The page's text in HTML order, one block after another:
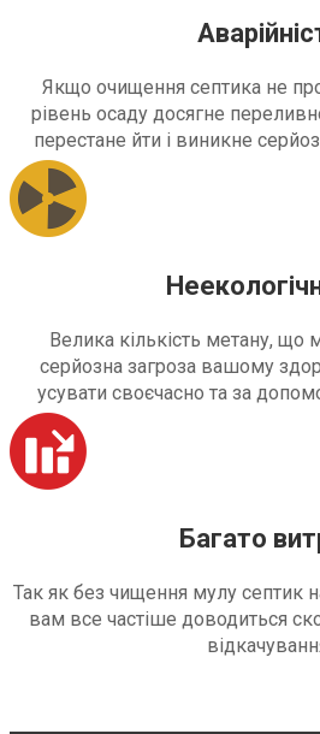
Якщо очищення септика не
рівень осаду досягне
перестане йти і виникне
Велика кількість метану, що
серйозна загроза вашому
усувати своєчасно та за
Багато
Так як без чищення мулу
вам все частіше доводиться